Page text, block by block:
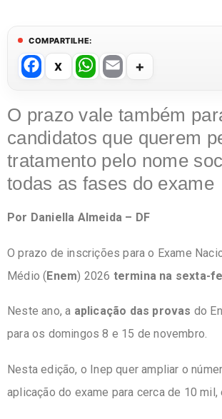
COMPARTILHE:
F
c
e
b
o
k
W
at
s
A
p
E
ail
O prazo vale também
candidatos que querem
tratamento pelo nome
todas as fases do exame
Por Daniella Almeida – DF
O prazo de inscrições para o Exame
Médio (Enem) 2026 termina na sexta-
Neste ano, a aplicação das provas do
para os domingos 8 e 15 de novembro.
Nesta edição, o Inep quer ampliar o
aplicação do exame para cerca de 10